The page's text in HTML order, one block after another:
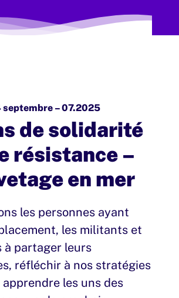
septembre – 07.2025
de solidarité
résistance –
en mer
les personnes ayant
les militants et
à partager leurs
réfléchir à nos stratégies
les uns des